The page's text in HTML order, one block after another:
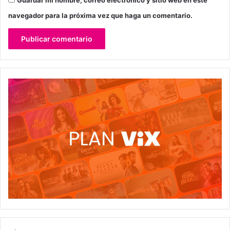
navegador para la próxima vez que haga un comentario.